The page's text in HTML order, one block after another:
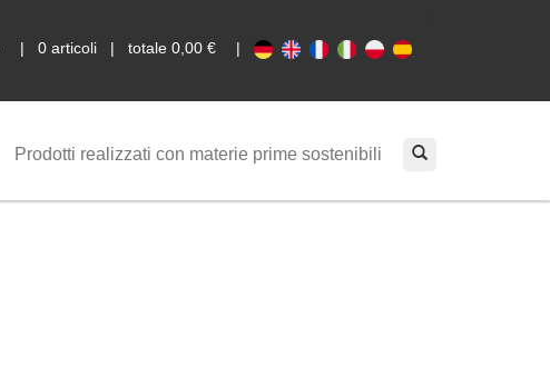
| 0 articoli | totale 0,00 € |
Prodotti realizzati con materie prime sostenibili